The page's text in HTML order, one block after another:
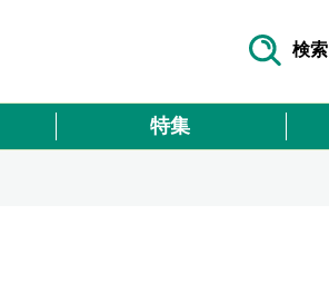
検索
特集